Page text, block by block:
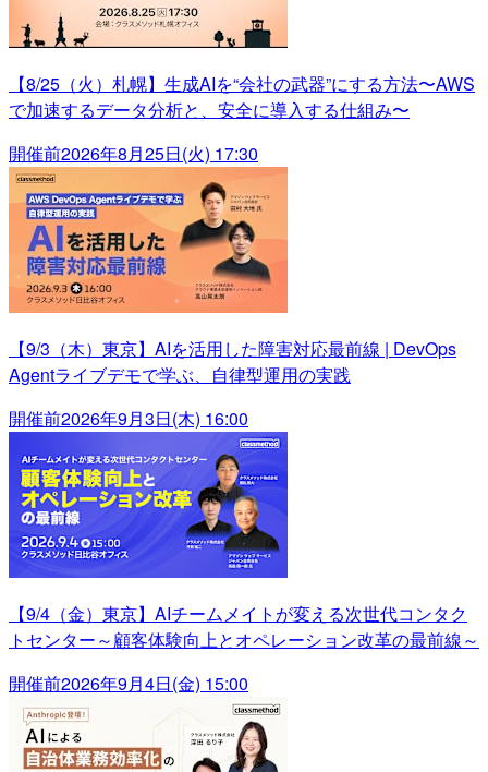
【8/25（火）札幌】生成AIを“会社の武器”にする方法〜AWS
で加速するデータ分析と、安全に導入する仕組み〜
開催前2026年8月25日(火) 17:30
【9/3（木）東京】AIを活用した障害対応最前線 | DevOps
Agentライブデモで学ぶ、自律型運用の実践
開催前2026年9月3日(木) 16:00
【9/4（金）東京】AIチームメイトが変える次世代コンタク
トセンター～顧客体験向上とオペレーション改革の最前線～
開催前2026年9月4日(金) 15:00